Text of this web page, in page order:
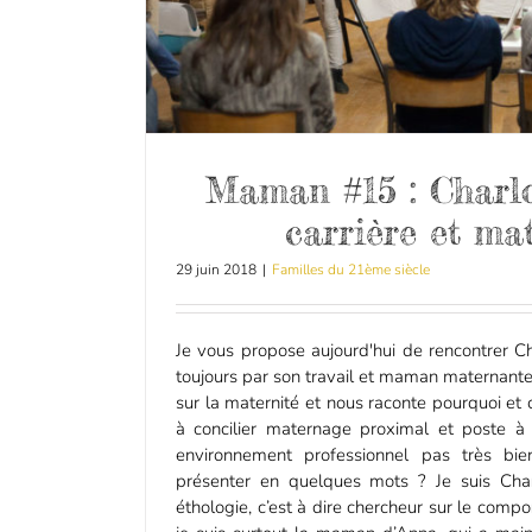
Maman #15 :
carrière et
29 juin 2018 | Familles du 21ème siècle
Je vous propose aujourd'hui de rencontrer
toujours par son travail et maman
sur la maternité et nous raconte pourquoi
à concilier maternage proximal et poste à
environnement professionnel pas très
présenter en quelques mots ? Je suis
éthologie, c’est à dire chercheur sur le